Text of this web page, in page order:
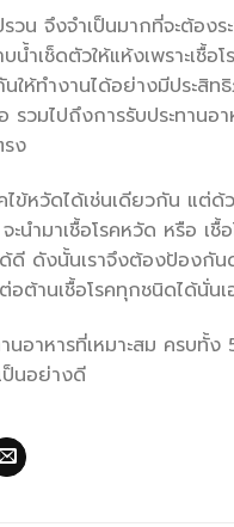
น จึงจำเป็นมากที่จะต้อง
เช็ดตัวให้แห้งเพราะเชื้อ
ให้ทำงานได้อย่างมีประสิ
มไปถึงการรับประทานอา
ง
ข้หวัดได้เช่นเดียวกัน แต่
นำมาเชื้อโรคหวัด หรือ เ
ดังนั้นเราจึงต้องป้องกั
ต้านเชื้อโรคทุกชนิดได้นั่นเ
อาหารที่เหมาะสม ครบทั้ง
ป็นอย่างดี